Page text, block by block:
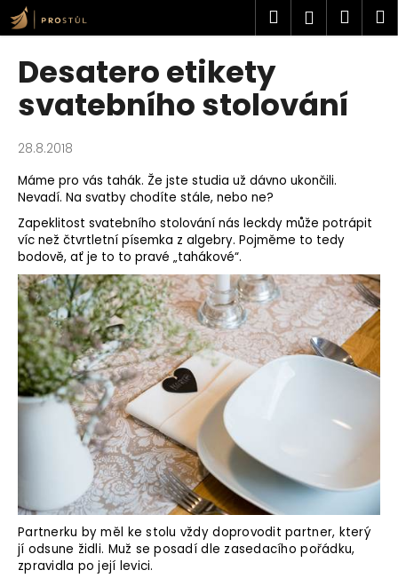
Přejít
na
obsah
Hledat
Desatero etikety
svatebního stolování
28.8.2018
Máme pro vás tahák. Že jste studia už dávno ukončili.
Nevadí. Na svatby chodíte stále, nebo ne?
Zapeklitost svatebního stolování nás leckdy může potrápit
víc než čtvrtletní písemka z algebry. Pojměme to tedy
bodově, ať je to to pravé „tahákové“.
Partnerku by měl ke stolu vždy doprovodit partner, který
jí odsune židli. Muž se posadí dle zasedacího pořádku,
zpravidla po její levici.
K
o
C
o
p
t
ř
e
b
u
j
e
t
e
n
?